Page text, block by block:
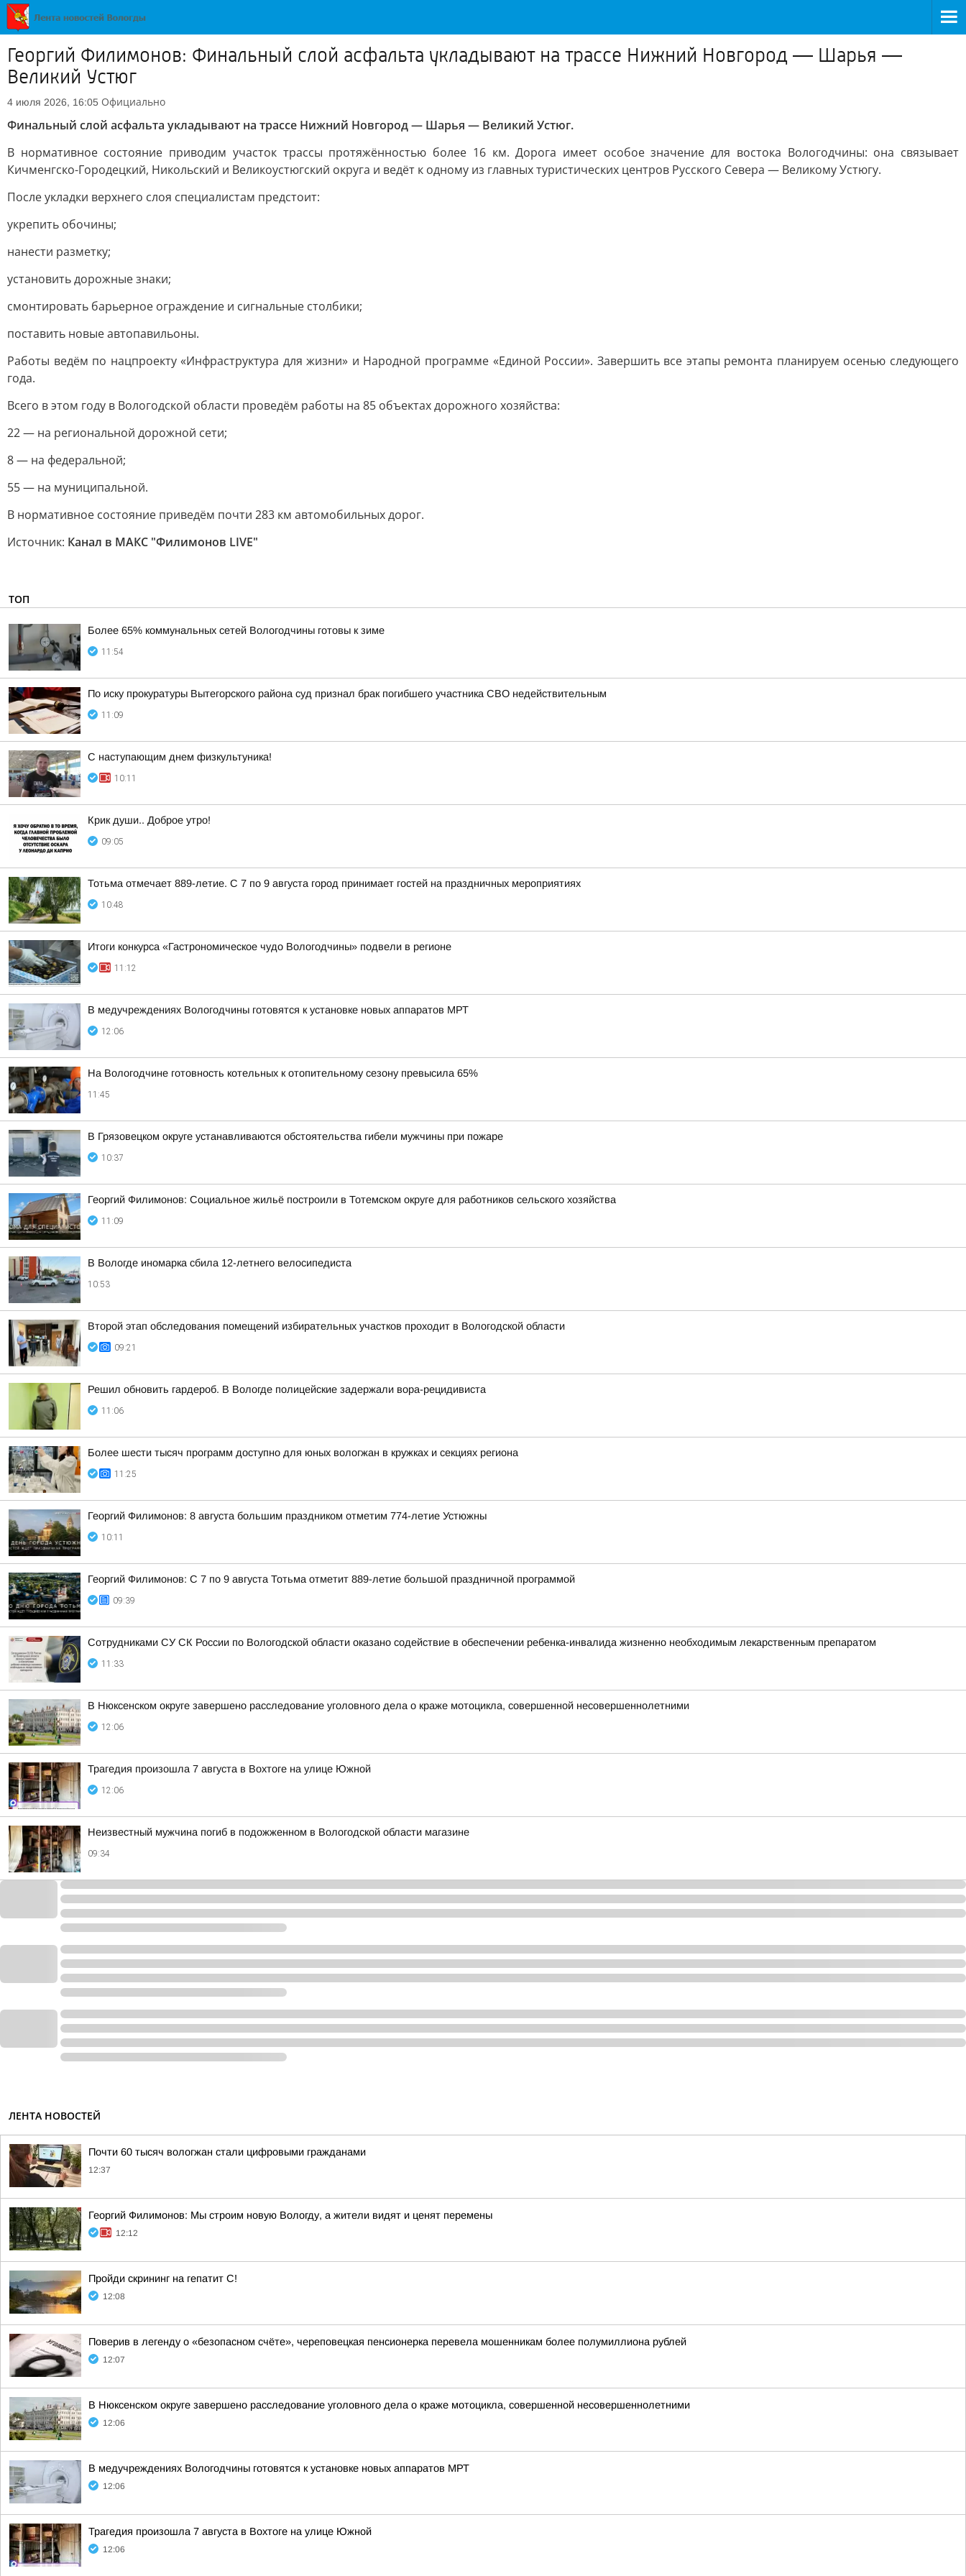
Георгий Филимонов: Финальный слой асфальта укладывают на трассе Нижний Новгород — Шарья —
Великий Устюг
4 июля 2026, 16:05 Официально
Финальный слой асфальта укладывают на трассе Нижний Новгород — Шарья — Великий Устюг.
В нормативное состояние приводим участок трассы протяжённостью более 16 км. Дорога имеет особое значение для востока Вологодчины: она связывает
Кичменгско-Городецкий, Никольский и Великоустюгский округа и ведёт к одному из главных туристических центров Русского Севера — Великому Устюгу.
После укладки верхнего слоя специалистам предстоит:
укрепить обочины;
нанести разметку;
установить дорожные знаки;
смонтировать барьерное ограждение и сигнальные столбики;
поставить новые автопавильоны.
Работы ведём по нацпроекту «Инфраструктура для жизни» и Народной программе «Единой России». Завершить все этапы ремонта планируем осенью следующего
года.
Всего в этом году в Вологодской области проведём работы на 85 объектах дорожного хозяйства:
22 — на региональной дорожной сети;
8 — на федеральной;
55 — на муниципальной.
В нормативное состояние приведём почти 283 км автомобильных дорог.
Источник: Канал в МАКС "Филимонов LIVE"
ТОП
Более 65% коммунальных сетей Вологодчины готовы к зиме
11:54
По иску прокуратуры Вытегорского района суд признал брак погибшего участника СВО недействительным
11:09
С наступающим днем физкультуника!
10:11
Крик души.. Доброе утро!
09:05
Тотьма отмечает 889-летие. С 7 по 9 августа город принимает гостей на праздничных мероприятиях
10:48
Итоги конкурса «Гастрономическое чудо Вологодчины» подвели в регионе
11:12
В медучреждениях Вологодчины готовятся к установке новых аппаратов МРТ
12:06
На Вологодчине готовность котельных к отопительному сезону превысила 65%
11:45
В Грязовецком округе устанавливаются обстоятельства гибели мужчины при пожаре
10:37
Георгий Филимонов: Социальное жильё построили в Тотемском округе для работников сельского хозяйства
11:09
В Вологде иномарка сбила 12-летнего велосипедиста
10:53
Второй этап обследования помещений избирательных участков проходит в Вологодской области
09:21
Решил обновить гардероб. В Вологде полицейские задержали вора-рецидивиста
11:06
Более шести тысяч программ доступно для юных вологжан в кружках и секциях региона
11:25
Георгий Филимонов: 8 августа большим праздником отметим 774-летие Устюжны
10:11
Георгий Филимонов: С 7 по 9 августа Тотьма отметит 889-летие большой праздничной программой
09:39
Сотрудниками СУ СК России по Вологодской области оказано содействие в обеспечении ребенка-инвалида жизненно необходимым лекарственным препаратом
11:33
В Нюксенском округе завершено расследование уголовного дела о краже мотоцикла, совершенной несовершеннолетними
12:06
Трагедия произошла 7 августа в Вохтоге на улице Южной
12:06
Неизвестный мужчина погиб в подожженном в Вологодской области магазине
09:34
ЛЕНТА НОВОСТЕЙ
Почти 60 тысяч вологжан стали цифровыми гражданами
12:37
Георгий Филимонов: Мы строим новую Вологду, а жители видят и ценят перемены
12:12
Пройди скрининг на гепатит C!
12:08
Поверив в легенду о «безопасном счёте», череповецкая пенсионерка перевела мошенникам более полумиллиона рублей
12:07
В Нюксенском округе завершено расследование уголовного дела о краже мотоцикла, совершенной несовершеннолетними
12:06
В медучреждениях Вологодчины готовятся к установке новых аппаратов МРТ
12:06
Трагедия произошла 7 августа в Вохтоге на улице Южной
12:06